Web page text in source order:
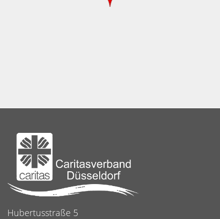
Hubertusstraße 5